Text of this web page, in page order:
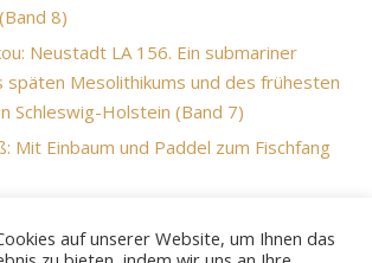
8)
Neustadt LA 156. Ein submariner
späten Mesolithikums und des frühesten
Schleswig-Holstein (Band 7)
Mit Einbaum und Paddel zum Fischfang
Hamburgian-Magdalenian relationship
auf unserer Website, um Ihnen das